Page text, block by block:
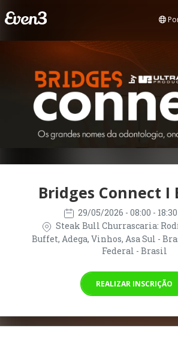
Bridges Connect I
29/05/2026 - 08:00 -
Steak Bull Churrascaria:
Buffet, Adega, Vinhos, Asa Sul -
Federal - Brasil
REALIZAR INSCRIÇÃO